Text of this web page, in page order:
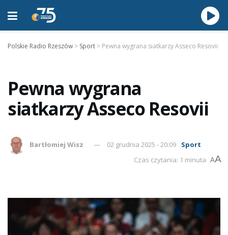
Polskie Radio Rzeszów > Sport > Pewna wygrana siatkarzy Asseco Resovii
Pewna wygrana
siatkarzy Asseco Resovii
Bartłomiej Wisz 02 grudnia 2025 - 20:09
Sport
Czas czytania: 1 minuta AA